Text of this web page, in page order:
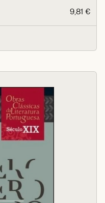
9,81 €